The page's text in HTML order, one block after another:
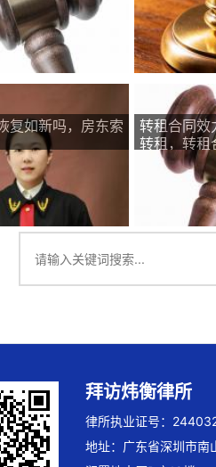
复如新吗，房东索
转租合同效
转租，转租
拜访炜衡律所
律所执业证号：
地址：广东省深圳市南